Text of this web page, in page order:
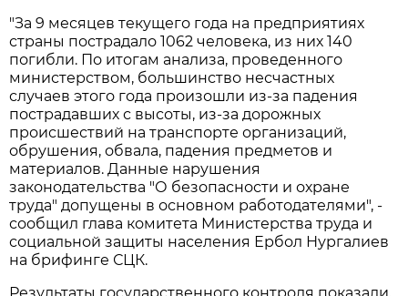
"За 9 месяцев текущего года на предприятиях
страны пострадало 1062 человека, из них 140
погибли. По итогам анализа, проведенного
министерством, большинство несчастных
случаев этого года произошли из-за падения
пострадавших с высоты, из-за дорожных
происшествий на транспорте организаций,
обрушения, обвала, падения предметов и
материалов. Данные нарушения
законодательства "О безопасности и охране
труда" допущены в основном работодателями", -
сообщил глава комитета Министерства труда и
социальной защиты населения Ербол Нургалиев
на брифинге СЦК.